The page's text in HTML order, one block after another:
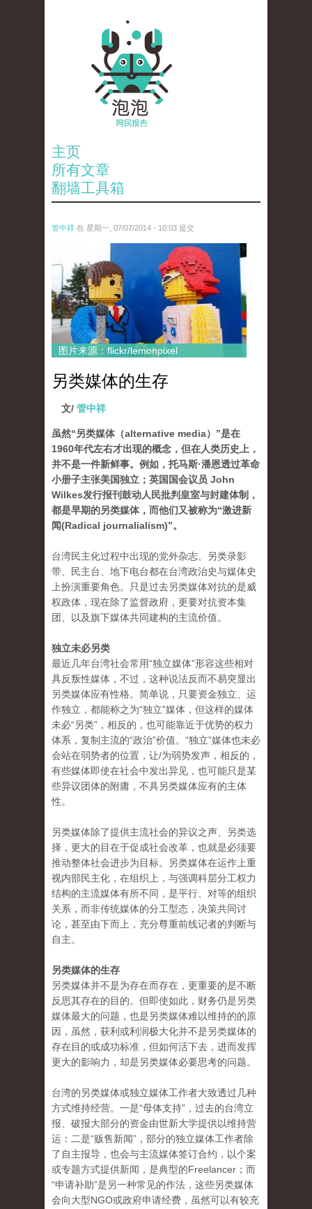
主页
所有文章
翻墙工具箱
管中祥 在 星期一, 07/07/2014 - 10:03 提交
5086883988_6c8ac8650c_z.jpg
图片来源：flickr/lemonpixel
另类媒体的生存
文/ 管中祥
虽然“另类媒体（alternative media）”是在
1960年代左右才出现的概念，但在人类历史上，
并不是一件新鲜事。例如，托马斯·潘恩透过革命
小册子主张美国独立；英国国会议员 John
Wilkes发行报刊鼓动人民批判皇室与封建体制，
都是早期的另类媒体，而他们又被称为“激进新
闻(Radical journalialism)”。
台湾民主化过程中出现的党外杂志、另类录影
带、民主台、地下电台都在台湾政治史与媒体史
上扮演重要角色。只是过去另类媒体对抗的是威
权政体，现在除了监督政府，更要对抗资本集
团、以及旗下媒体共同建构的主流价值。
独立未必另类
最近几年台湾社会常用“独立媒体”形容这些相对
具反叛性媒体，不过，这种说法反而不易突显出
另类媒体应有性格。简单说，只要资金独立、运
作独立，都能称之为“独立”媒体，但这样的媒体
未必“另类”，相反的，也可能靠近于优势的权力
体系，复制主流的“政治”价值。“独立”媒体也未必
会站在弱势者的位置，让/为弱势发声，相反的，
有些媒体即使在社会中发出异见，也可能只是某
些异议团体的附庸，不具另类媒体应有的主体
性。
另类媒体除了提供主流社会的异议之声、另类选
择，更大的目在于促成社会改革，也就是必须要
推动整体社会进步为目标。另类媒体在运作上重
视内部民主化，在组织上，与强调科层分工权力
结构的主流媒体有所不同，是平行、对等的组织
关系，而非传统媒体的分工型态，决策共同讨
论，甚至由下而上，充分尊重前线记者的判断与
自主。
另类媒体的生存
另类媒体并不是为存在而存在，更重要的是不断
反思其存在的目的。但即使如此，财务仍是另类
媒体最大的问题，也是另类媒体难以维持的的原
因，虽然，获利或利润极大化并不是另类媒体的
存在目的或成功标准，但如何活下去，进而发挥
更大的影响力，却是另类媒体必要思考的问题。
台湾的另类媒体或独立媒体工作者大致透过几种
方式维持经营。一是“母体支持”，过去的台湾立
报、破报大部分的资金由世新大学提供以维持营
运：二是“贩售新闻”，部分的独立媒体工作者除
了自主报导，也会与主流媒体签订合约，以个案
或专题方式提供新闻，是典型的Freelancer；而
“申请补助”是另一种常见的作法，这些另类媒体
会向大型NGO或政府申请经费，虽然可以有较充